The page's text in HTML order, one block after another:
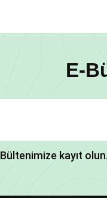
E-
Bültenimize kayıt